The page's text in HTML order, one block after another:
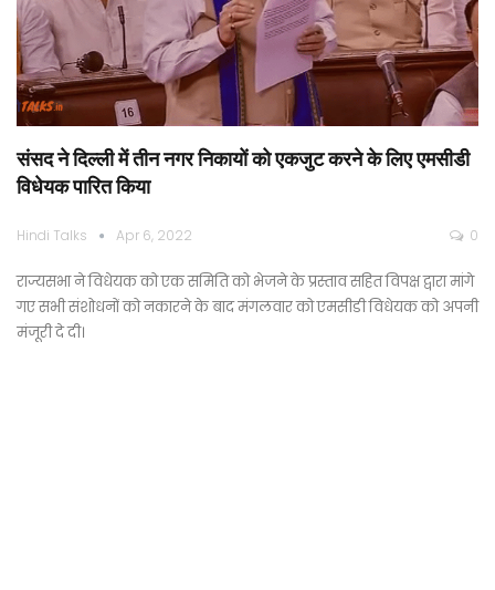
संसद ने दिल्ली में तीन नगर निकायों को एकजुट करने के लिए एमसीडी
विधेयक पारित किया
Hindi Talks Apr 6, 2022 0
राज्यसभा ने विधेयक को एक समिति को भेजने के प्रस्ताव सहित विपक्ष द्वारा मांगे
गए सभी संशोधनों को नकारने के बाद मंगलवार को एमसीडी विधेयक को अपनी
मंजूरी दे दी।